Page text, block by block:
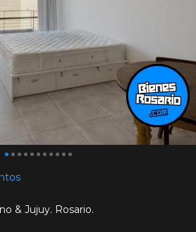
& Jujuy. Rosario.